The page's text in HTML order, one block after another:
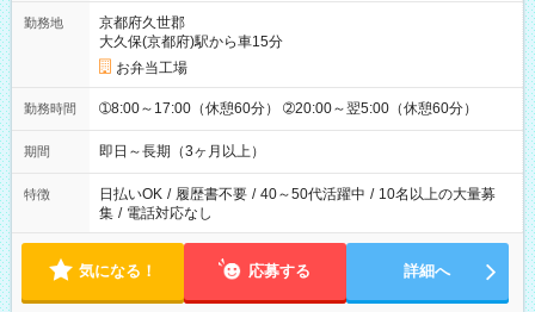
勤務地
京都府久世郡
大久保(京都府)駅から車15分
お弁当工場
勤務時間 ➀8:00～17:00（休憩60分） ➁20:00～翌5:00（休憩60分）
期間 即日～長期（3ヶ月以上）
特徴 日払いOK / 履歴書不要 / 40～50代活躍中 / 10名以上の大量募
集 / 電話対応なし
気になる！ 応募する 詳細へ